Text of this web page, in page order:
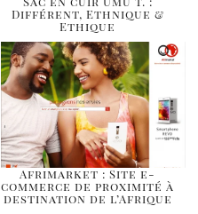
Différent, Ethnique &
Ethique
Afrimarket : Site e-
commerce de proximité à
destination de l’Afrique